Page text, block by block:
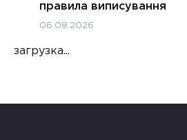
правила виписування
06.08.2026
загрузка...